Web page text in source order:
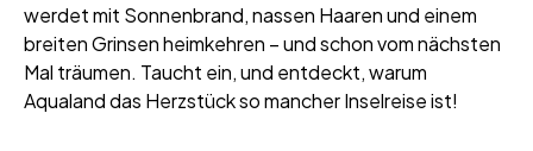
werdet mit Sonnenbrand, nassen Haaren und einem
breiten Grinsen heimkehren – und schon vom nächsten
Mal träumen. Taucht ein, und entdeckt, warum
Aqualand das Herzstück so mancher Inselreise ist!